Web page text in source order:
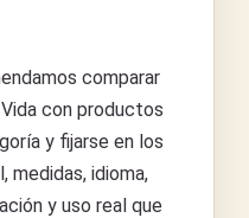
comparar
con productos
y fijarse en los
medidas, idioma,
y uso real que